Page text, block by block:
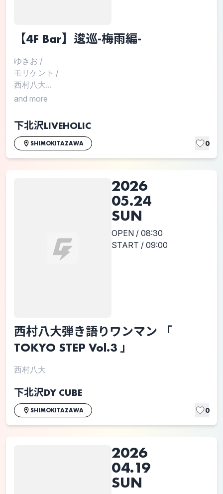
【4F Bar】逡巡-梅雨編-
ゆきお /
モリケント /
西村八大...
and more
下北沢LIVEHOLIC
SHIMOKITAZAWA 0
2026
05.24
SUN
OPEN / 08:30
START / 09:00
西村八大弾き語りワンマン 「
TOKYO STEP Vol.3 」
西村八大
下北沢DY CUBE
SHIMOKITAZAWA 0
2026
04.19
SUN